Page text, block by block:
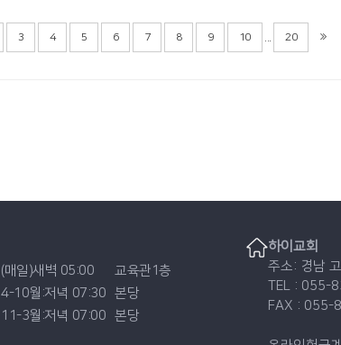
3 4 5 6 7 8 9 10 20
(매일)새벽 05:00
교육관1층
4-10월:저녁 07:30 본당
11-3월:저녁 07:00 본당
하이교회
주소: 경남
TEL : 055-
FAX : 055-